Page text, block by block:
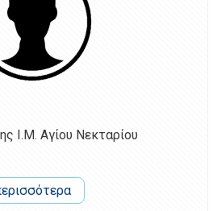
Ι.Μ. Αγίου Νεκταρίου